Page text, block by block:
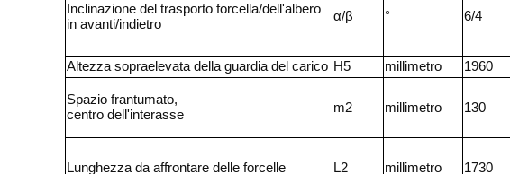
Inclinazione del trasporto forcella/dell'albero
in avanti/indietro
α/β ° 6/4
Altezza sopraelevata della guardia del carico H5 millimetro 1960
Spazio frantumato,
centro dell'interasse
m2 millimetro 130
Lunghezza da affrontare delle forcelle L2 millimetro 1730